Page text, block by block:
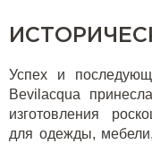
Успех и
Bevilacqua
изготовления
для одежды,